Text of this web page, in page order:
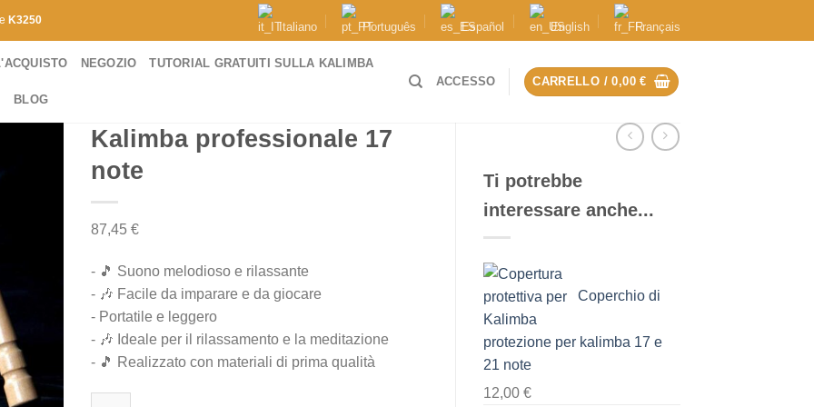
K3250 Italiano Português Español English Français
NEGOZIO TUTORIAL GRATUITI SULLA KALIMBA
BLOG
ACCESSO CARRELLO /0,00€
Ti potrebbe
interessare anche...
Coperchio di
protezione per kalimba 17 e
21 note
12,00 €
Kalimba professionale 17
note
87,45 €
- 🎵 Suono melodioso e rilassante
- 🎶 Facile da imparare e da giocare
- Portatile e leggero
- 🎶 Ideale per il rilassamento e la meditazione
- 🎵 Realizzato con materiali di prima qualità